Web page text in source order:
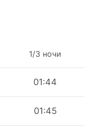
1/3 ночи
01:44
01:45